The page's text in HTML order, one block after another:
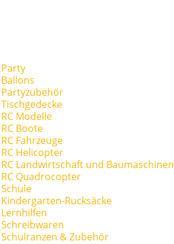
Party
Ballons
Partyzubehör
Tischgedecke
RC Modelle
RC Boote
RC Fahrzeuge
RC Helicopter
RC Landwirtschaft und Baumaschinen
RC Quadrocopter
Schule
Kindergarten-Rucksäcke
Lernhilfen
Schreibwaren
Schulranzen & Zubehör